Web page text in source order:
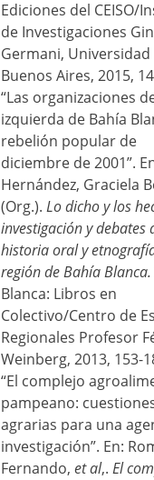
Ediciones del CEISO/
de Investigaciones
Germani, Universidad
Buenos Aires, 2015,
“Las organizaciones
izquierda de Bahía
rebelión popular de
diciembre de 2001”.
Hernández, Graciela
(Org.). Lo dicho y los
investigación y debates
historia oral y
región de Bahía Blanca.
Blanca: Libros en
Colectivo/Centro de
Regionales Profesor
Weinberg, 2013, 153-
“El complejo
pampeano:
agrarias para una
investigación”. En:
Fernando, et al,. El